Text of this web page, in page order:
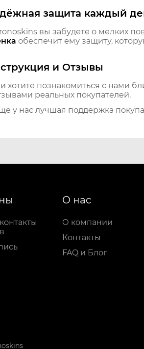
защита каждый
вы забудете о мелких
обеспечит ему защиту,
и Отзывы
хотите познакомиться с нами
реальных покупателей.
у нас лучшая поддержка
О нас
О компании
Контакты
FAQ и Блог